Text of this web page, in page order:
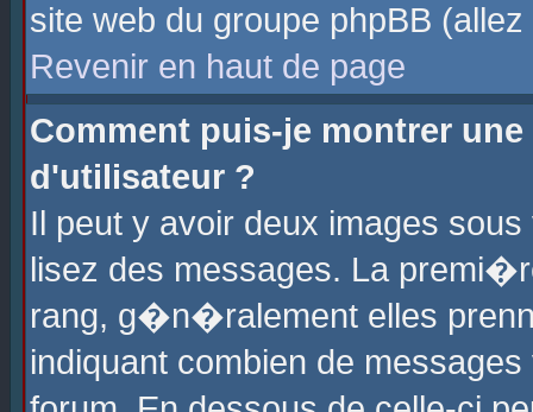
site web du groupe phpBB
Revenir en haut de page
Comment puis-je montrer
d'utilisateur ?
Il peut y avoir deux images
lisez des messages. La
rang, g�n�ralement elles
indiquant combien de